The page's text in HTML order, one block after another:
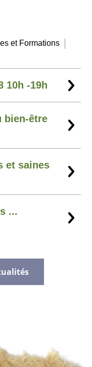
et Formations
10h -19h
bien-être
et saines
...